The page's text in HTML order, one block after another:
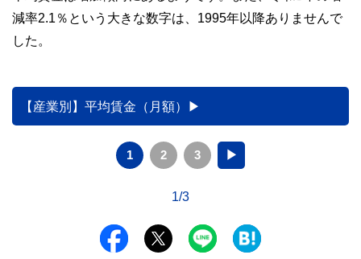
減率2.1％という大きな数字は、1995年以降ありませんで
した。
【産業別】平均賃金（月額）
1 2 3 ▶
1/3